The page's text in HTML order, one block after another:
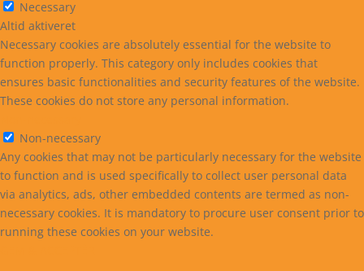
Necessary
Altid aktiveret
Necessary cookies are absolutely essential for the website to
function properly. This category only includes cookies that
ensures basic functionalities and security features of the website.
These cookies do not store any personal information.
Non-necessary
Any cookies that may not be particularly necessary for the website
to function and is used specifically to collect user personal data
via analytics, ads, other embedded contents are termed as non-
necessary cookies. It is mandatory to procure user consent prior to
running these cookies on your website.